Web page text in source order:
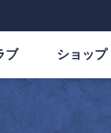
ブ ショップ